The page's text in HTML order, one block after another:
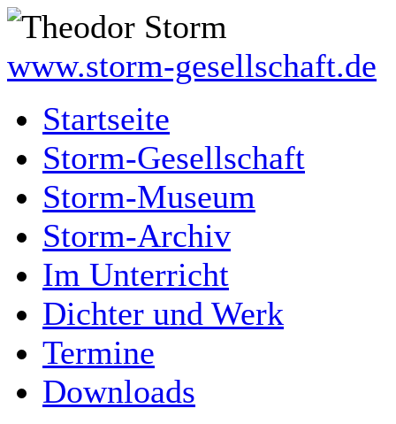
www.storm-gesellschaft.de
Startseite
Storm-Gesellschaft
Storm-Museum
Storm-Archiv
Im Unterricht
Dichter und Werk
Termine
Downloads